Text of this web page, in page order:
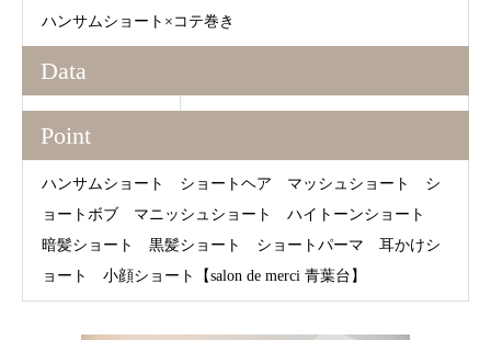
ハンサムショート×コテ巻き
Data
Point
ハンサムショート ショートヘア マッシュショート シ
ョートボブ マニッシュショート ハイトーンショート
暗髪ショート 黒髪ショート ショートパーマ 耳かけシ
ョート 小顔ショート【salon de merci 青葉台】